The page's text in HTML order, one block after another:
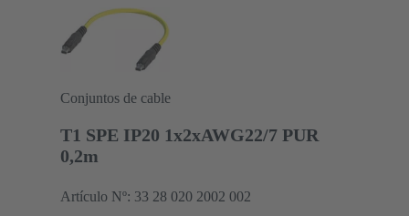
Conjuntos de cable
T1 SPE IP20 1x2xAWG22/7 PUR
0,2m
Artículo Nº: 33 28 020 2002 002